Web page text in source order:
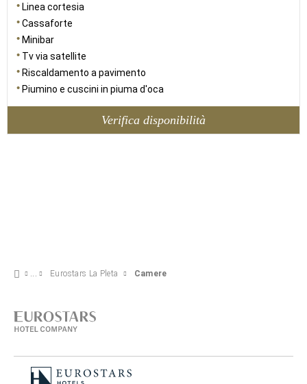
Linea cortesia
Cassaforte
Minibar
Tv via satellite
Riscaldamento a pavimento
Piumino e cuscini in piuma d'oca
Verifica disponibilità
Eurostars La Pleta Camere